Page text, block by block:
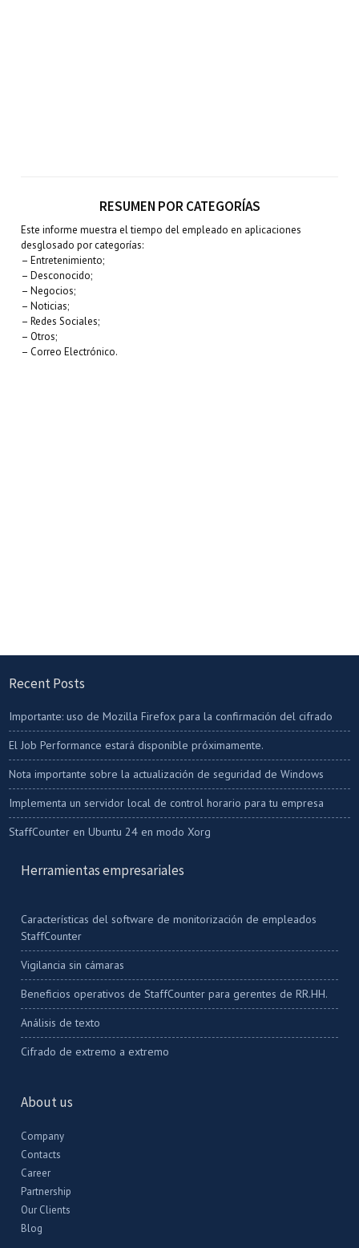
RESUMEN POR CATEGORÍAS
Este informe muestra el tiempo del empleado en aplicaciones
desglosado por categorías:
– Entretenimiento;
– Desconocido;
– Negocios;
– Noticias;
– Redes Sociales;
– Otros;
– Correo Electrónico.
Recent Posts
Importante: uso de Mozilla Firefox para la confirmación del cifrado
El Job Performance estará disponible próximamente.
Nota importante sobre la actualización de seguridad de Windows
Implementa un servidor local de control horario para tu empresa
StaffCounter en Ubuntu 24 en modo Xorg
Herramientas empresariales
Características del software de monitorización de empleados
StaffCounter
Vigilancia sin cámaras
Beneficios operativos de StaffCounter para gerentes de RR.HH.
Análisis de texto
Cifrado de extremo a extremo
About us
Company
Contacts
Career
Partnership
Our Clients
Blog